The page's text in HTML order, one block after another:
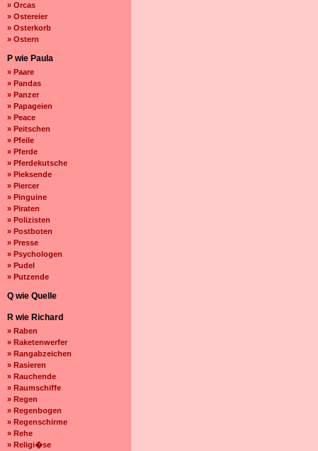
» Orcas
» Ostereier
» Osterkorb
» Ostern
P wie Paula
» Paare
» Pandas
» Panzer
» Papageien
» Peace
» Peitschen
» Pfeile
» Pferde
» Pferdekutsche
» Pieksende
» Piercer
» Pinguine
» Piraten
» Polizisten
» Postboten
» Presse
» Psychologen
» Pudel
» Putzende
Q wie Quelle
R wie Richard
» Raben
» Raketenwerfer
» Rangabzeichen
» Rasieren
» Rauchende
» Raumschiffe
» Regen
» Regenbogen
» Regenschirme
» Rehe
» Religi�se